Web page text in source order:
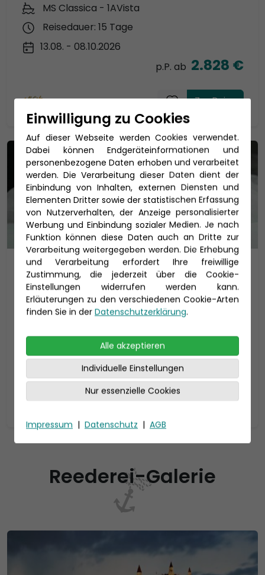
MS Classica - 1AVista
Reisedauer: 15 Tage
13.08. - 08.10.2026
p.P. ab 2.828 €
Zur Reise
3 Donauländer auf 4 Pfoten
Flusskreuzfahrt mit MS Classica
MS Classica - 1AVista
20.08. - 08.10.2026
p.P. ab
1.399 €
Zur Reise
Reederei-Galerie
Einwilligung zu Cookies
Auf dieser Webseite werden Cookies verwendet.
Dabei können Endgeräteinformationen und
personenbezogene Daten erhoben und verarbeitet
werden. Die Verarbeitung dieser Daten dient der
Einbindung von Inhalten, externen Diensten und
Elementen Dritter sowie der statistischen Erfassung
von Nutzerverhalten, der Anzeige personalisierter
Werbung und Einbindung sozialer Medien. Je nach
Funktion können diese Daten auch an Dritte zur
Verarbeitung weitergegeben werden. Die Erhebung
und Verarbeitung erfordert Ihre freiwillige
Zustimmung, die jederzeit über die Cookie-
Einstellungen widerrufen werden kann.
Erläuterungen zu den verschiedenen Cookie-Arten
finden Sie in der Datenschutzerklärung.
Alle akzeptieren
Individuelle Einstellungen
Nur essenzielle Cookies
Impressum | Datenschutz | AGB